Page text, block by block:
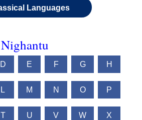
Languages
D E F G H
L M N O P
T U V W X